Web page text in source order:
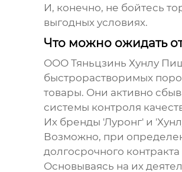
И, конечно, не бойтесь
выгодных условиях.
Что можно ожидать
ООО Тяньцзинь Хунлу
быстрорастворимых
товары. Они активно
системы контроля
Их бренды 'Луронг' и
Возможно, при
долгосрочного
Основываясь на их